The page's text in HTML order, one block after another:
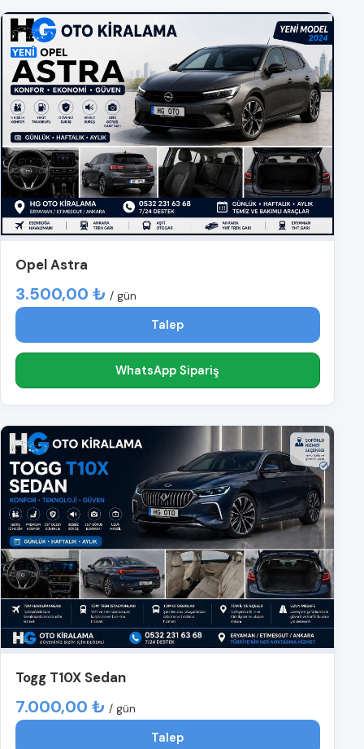
Opel Astra
3.500,00 ₺ / gün
Talep
WhatsApp Sipariş
Togg T10X Sedan
7.000,00 ₺ / gün
Talep